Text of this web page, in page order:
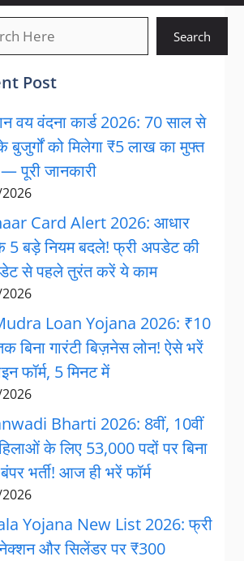
Search
Post
वय वंदना कार्ड 2026: 70 साल से
को मिलेगा ₹5 लाख का मुफ्त
पूरी जानकारी
Card Alert 2026: आधार
5 बड़े नियम बदले! फ्री अपडेट की
से पहले तुरंत करें ये काम
Loan Yojana 2026: ₹10
बिना गारंटी बिज़नेस लोन! ऐसे भरें
फॉर्म, 5 मिनट में
Bharti 2026: 8वीं, 10वीं
के लिए 53,000 पदों पर बिना
बंपर भर्ती! आज ही भरें फॉर्म
Yojana New List 2026: फ्री
और सिलेंडर पर ₹300